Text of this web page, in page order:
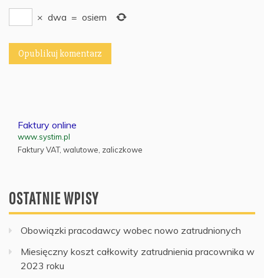
× dwa = osiem
Faktury online
www.systim.pl
Faktury VAT, walutowe, zaliczkowe
OSTATNIE WPISY
Obowiązki pracodawcy wobec nowo zatrudnionych
Miesięczny koszt całkowity zatrudnienia pracownika w
2023 roku